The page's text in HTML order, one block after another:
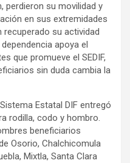
perdieron su movilidad y
en sus extremidades
su actividad
apoya el
que promueve el SEDIF,
sin duda cambia la
Estatal DIF entregó
rodilla, codo y hombro.
beneficiarios
Osorio, Chalchicomula
Mixtla, Santa Clara